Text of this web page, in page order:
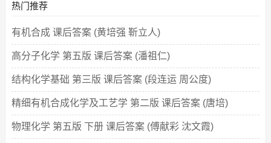
热门推荐
有机合成 课后答案 (黄培强 靳立人)
高分子化学 第五版 课后答案 (潘祖仁)
结构化学基础 第三版 课后答案 (段连运 周公度)
精细有机合成化学及工艺学 第二版 课后答案 (唐培)
物理化学 第五版 下册 课后答案 (傅献彩 沈文霞)